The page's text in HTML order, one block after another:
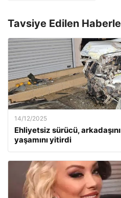
Tavsiye Edilen
14/12/2025
Ehliyetsiz sürücü,
yaşamını yitirdi